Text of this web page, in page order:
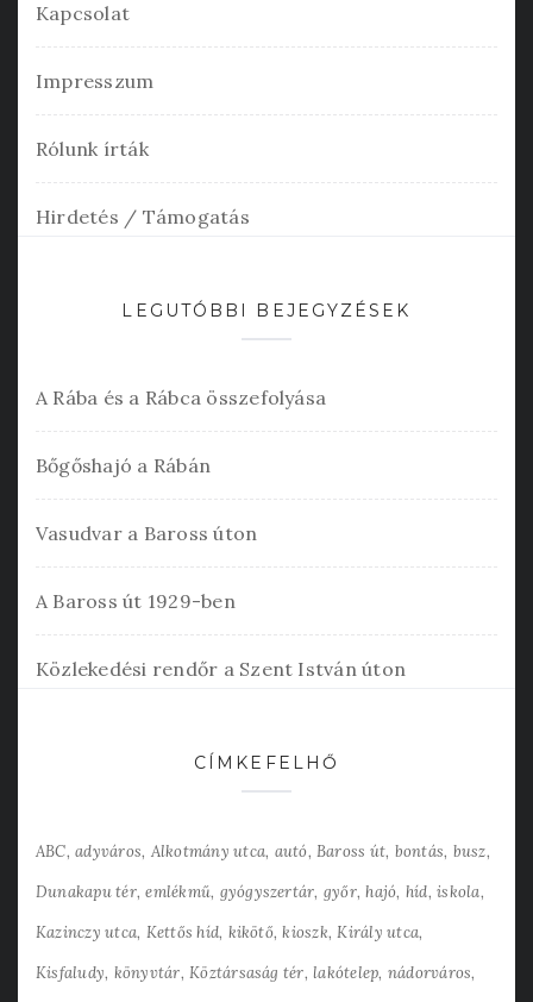
Kapcsolat
Impresszum
Rólunk írták
Hirdetés / Támogatás
LEGUTÓBBI BEJEGYZÉSEK
A Rába és a Rábca összefolyása
Bőgőshajó a Rábán
Vasudvar a Baross úton
A Baross út 1929-ben
Közlekedési rendőr a Szent István úton
CÍMKEFELHŐ
ABC adyváros Alkotmány utca autó Baross út bontás busz
Dunakapu tér emlékmű gyógyszertár győr hajó híd iskola
Kazinczy utca Kettős híd kikötő kioszk Király utca
Kisfaludy könyvtár Köztársaság tér lakótelep nádorváros